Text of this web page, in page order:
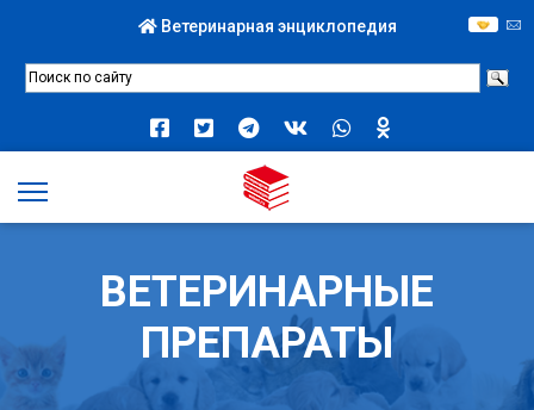
Ветеринарная энциклопедия
ВЕТЕРИНАРНЫЕ
ПРЕПАРАТЫ